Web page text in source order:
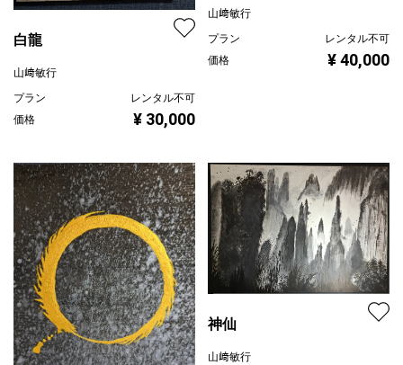
白龍
山﨑敏行
プラン
レンタル不可
価格
¥ 30,000
山﨑敏行
プラン
レンタル不可
価格
¥ 40,000
神仙
山﨑敏行